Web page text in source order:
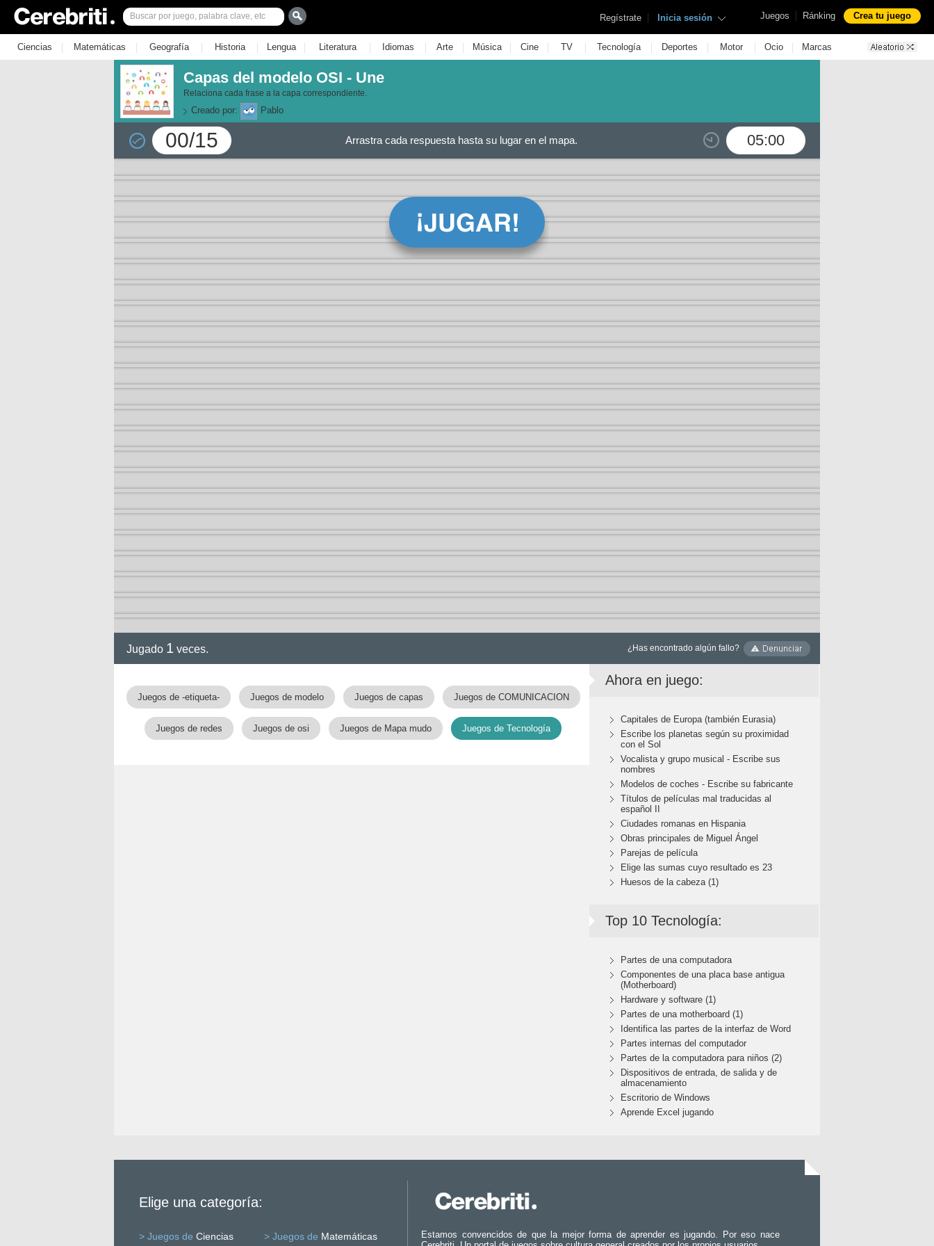
Juegos | Ránking Crea tu juego
Regístrate | Inicia sesión
Ciencias | Matemáticas | Geografía | Historia | Lengua | Literatura | Idiomas | Arte | Música | Cine | TV | Tecnología | Deportes | Motor | Ocio | Marcas
Capas del modelo OSI - Une
Relaciona cada frase a la capa correspondiente.
Creado por: Pablo
00/15 05:00
Arrastra cada respuesta hasta su lugar en el mapa.
Jugado 1 veces. ¿Has encontrado algún fallo?
Juegos de -etiqueta- Juegos de modelo Juegos de capas Juegos de COMUNICACION
Juegos de redes Juegos de osi Juegos de Mapa mudo Juegos de Tecnología
Ahora en juego:
Capitales de Europa (también Eurasia)
Escribe los planetas según su proximidad
con el Sol
Vocalista y grupo musical - Escribe sus
nombres
Modelos de coches - Escribe su fabricante
Títulos de películas mal traducidas al
español II
Ciudades romanas en Hispania
Obras principales de Miguel Ángel
Parejas de película
Elige las sumas cuyo resultado es 23
Huesos de la cabeza (1)
Top 10 Tecnología:
Partes de una computadora
Componentes de una placa base antigua
(Motherboard)
Hardware y software (1)
Partes de una motherboard (1)
Identifica las partes de la interfaz de Word
Partes internas del computador
Partes de la computadora para niños (2)
Dispositivos de entrada, de salida y de
almacenamiento
Escritorio de Windows
Aprende Excel jugando
Elige una categoría:
> Juegos de Ciencias > Juegos de Matemáticas
Estamos convencidos de que la mejor forma de aprender es jugando. Por eso nace